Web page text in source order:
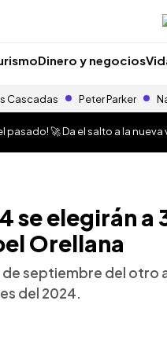
Dinero y negocios
Cascadas Peter Parker
pasado! 🚀 Da el salto a la nueva
se elegirán a
Orellana
septiembre del otro
del 2024.